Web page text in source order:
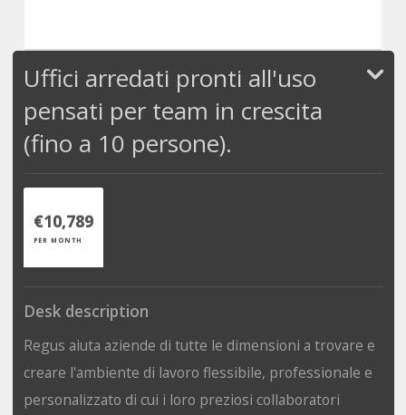
Uffici arredati pronti all'uso
pensati per team in crescita
(fino a 10 persone).
€10,789
PER MONTH
Desk description
Regus aiuta aziende di tutte le dimensioni a trovare e
creare l'ambiente di lavoro flessibile, professionale e
personalizzato di cui i loro preziosi collaboratori